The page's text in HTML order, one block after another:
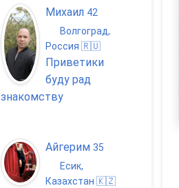
Михаил 42
Волгоград,
Россия 🇷🇺
Приветики
буду рад
знакомству
Айгерим 35
Есик,
Казахстан 🇰🇿